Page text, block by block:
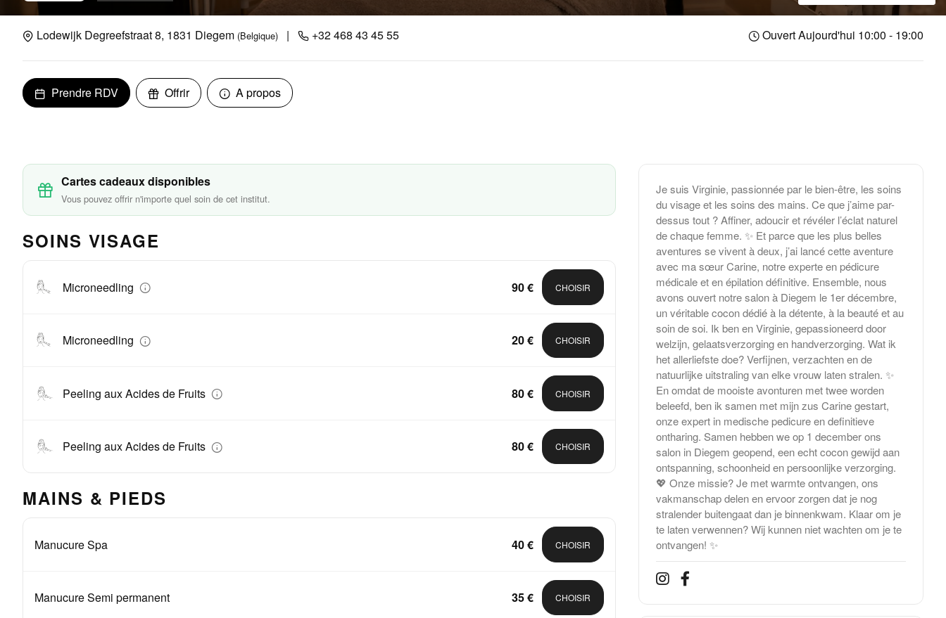
Lodewijk Degreefstraat 8, 1831 Diegem (Belgique) | +32 468 43 45 55 Ouvert Aujourd'hui 10:00 - 19:00
Prendre RDV Offrir A propos
Cartes cadeaux disponibles
Vous pouvez offrir n'importe quel soin de cet institut.
SOINS VISAGE
Microneedling 90 € CHOISIR
Microneedling 20 € CHOISIR
Peeling aux Acides de Fruits 80 € CHOISIR
Peeling aux Acides de Fruits 80 € CHOISIR
MAINS & PIEDS
Manucure Spa 40 € CHOISIR
Manucure Semi permanent 35 € CHOISIR
Je suis Virginie, passionnée par le bien-être, les soins
du visage et les soins des mains. Ce que j’aime par-
dessus tout ? Affiner, adoucir et révéler l’éclat naturel
de chaque femme. ✨ Et parce que les plus belles
aventures se vivent à deux, j’ai lancé cette aventure
avec ma sœur Carine, notre experte en pédicure
médicale et en épilation définitive. Ensemble, nous
avons ouvert notre salon à Diegem le 1er décembre,
un véritable cocon dédié à la détente, à la beauté et au
soin de soi. Ik ben en Virginie, gepassioneerd door
welzijn, gelaatsverzorging en handverzorging. Wat ik
het allerliefste doe? Verfijnen, verzachten en de
natuurlijke uitstraling van elke vrouw laten stralen. ✨
En omdat de mooiste avonturen met twee worden
beleefd, ben ik samen met mijn zus Carine gestart,
onze expert in medische pedicure en definitieve
ontharing. Samen hebben we op 1 december ons
salon in Diegem geopend, een echt cocon gewijd aan
ontspanning, schoonheid en persoonlijke verzorging.
💖 Onze missie? Je met warmte ontvangen, ons
vakmanschap delen en ervoor zorgen dat je nog
stralender buitengaat dan je binnenkwam. Klaar om je
te laten verwennen? Wij kunnen niet wachten om je te
ontvangen! ✨